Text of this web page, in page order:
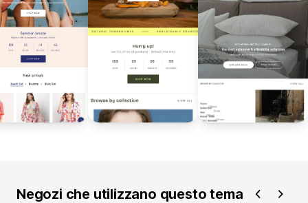
Negozi che utilizzano questo tema